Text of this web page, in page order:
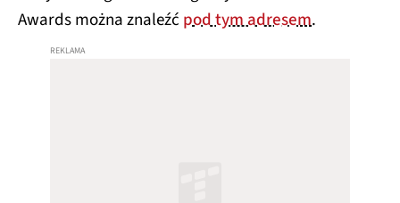
Awards można znaleźć pod tym adresem.